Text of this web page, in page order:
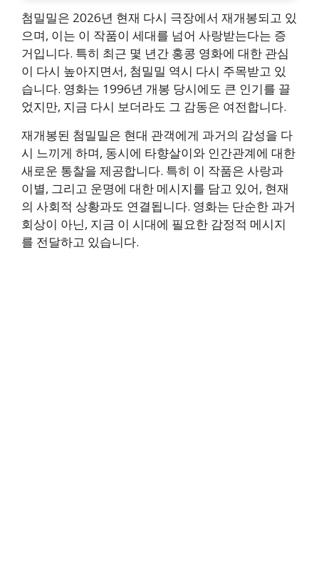
첨밀밀은 2026년 현재 다시 극장에서 재개봉되고 있
으며, 이는 이 작품이 세대를 넘어 사랑받는다는 증
거입니다. 특히 최근 몇 년간 홍콩 영화에 대한 관심
이 다시 높아지면서, 첨밀밀 역시 다시 주목받고 있
습니다. 영화는 1996년 개봉 당시에도 큰 인기를 끌
었지만, 지금 다시 보더라도 그 감동은 여전합니다.
재개봉된 첨밀밀은 현대 관객에게 과거의 감성을 다
시 느끼게 하며, 동시에 타향살이와 인간관계에 대한
새로운 통찰을 제공합니다. 특히 이 작품은 사랑과
이별, 그리고 운명에 대한 메시지를 담고 있어, 현재
의 사회적 상황과도 연결됩니다. 영화는 단순한 과거
회상이 아닌, 지금 이 시대에 필요한 감정적 메시지
를 전달하고 있습니다.